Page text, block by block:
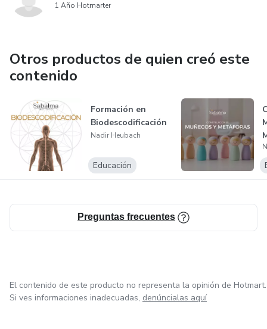
1 Año Hotmarter
Otros productos de quien creó este
contenido
Formación en
Biodescodificación
Nadir Heubach
Educación
Preguntas frecuentes
El contenido de este producto no representa la opinión de Hotmart.
Si ves informaciones inadecuadas, denúncialas aquí